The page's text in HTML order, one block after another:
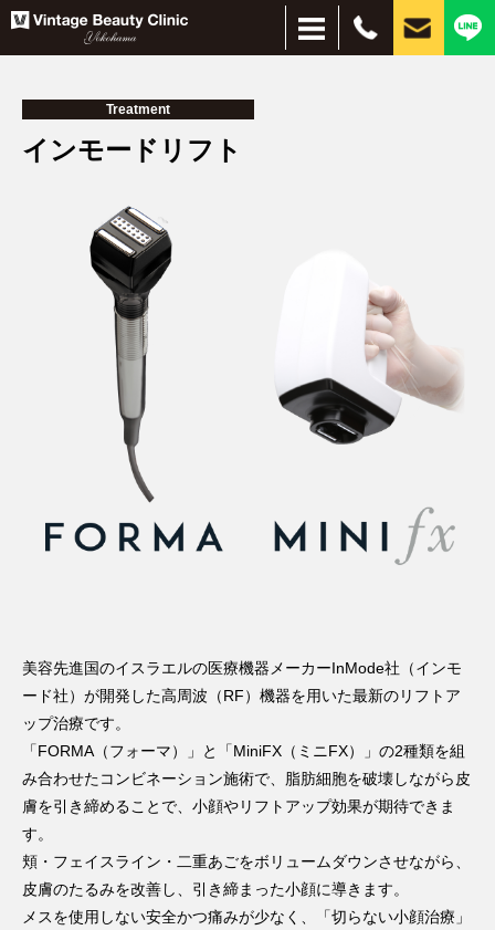
しみ・美肌
しわ・たるみ
目元、目周りの若返り
刺青除去
インモードリフト
サブシジョン
水光注射
ピーリング
ハイドラブースター
レーザー脱毛
美容点滴・注射
フォトフェイシャル
イオン導入・エレクトロポレーション
コンデンスリッチファット（CRF）
脂肪吸引注射
ヒアルロン酸
プルリアルシリーズ
リジュラン
ボトックス
小顔（脂肪溶解）注射
PICOレーザー
CO2レーザー
眼瞼下垂、二重、目元のたるみ
経結膜脱脂
HIFU（ハイフ）ウルトラセルZi
フェイスタイト
ボルニューマー
ダーマペン４
シルファームX
医療アートメイク
毛髪再生療法
スレッドリフト（糸リフト）
MPガン
肌治療全般
ほくろ・イボ
目・まぶた
目の下のクマ
シワ・たるみ
タトゥ―除去
薄毛治療
Treatment
インモードリフト
美容先進国のイスラエルの医療機器メーカーInMode社（インモ
ード社）が開発した高周波（RF）機器を用いた最新のリフトア
ップ治療です。
「FORMA（フォーマ）」と「MiniFX（ミニFX）」の2種類を組
み合わせたコンビネーション施術で、脂肪細胞を破壊しながら皮
膚を引き締めることで、小顔やリフトアップ効果が期待できま
す。
頬・フェイスライン・二重あごをボリュームダウンさせながら、
皮膚のたるみを改善し、引き締まった小顔に導きます。
メスを使用しない安全かつ痛みが少なく、「切らない小顔治療」